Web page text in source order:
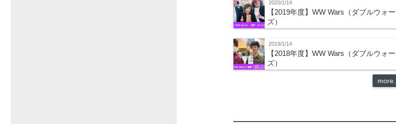
2020/1/14
【2019年度】WW Wars（ダブルウォー
ズ）
2019/1/14
【2018年度】WW Wars（ダブルウォー
ズ）
more...